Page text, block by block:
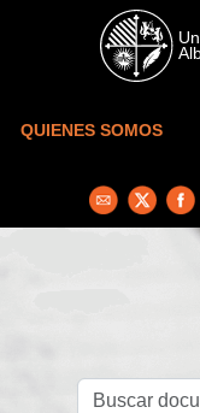
Skip to main content
QUIENES SOMOS